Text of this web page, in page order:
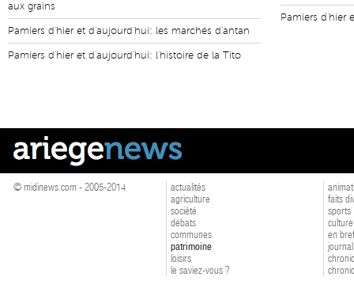
aux grains
Pamiers d'hier et d'aujourd'hui: les marchés d'antan
Pamiers d'hier et d'aujourd'hui: l'histoire de la Tito
Pamiers d'hier
© midinews.com - 2005-2014
actualités
agriculture
société
débats
communes
patrimoine
loisirs
le saviez-vous ?
faits
sports
culture
en bref